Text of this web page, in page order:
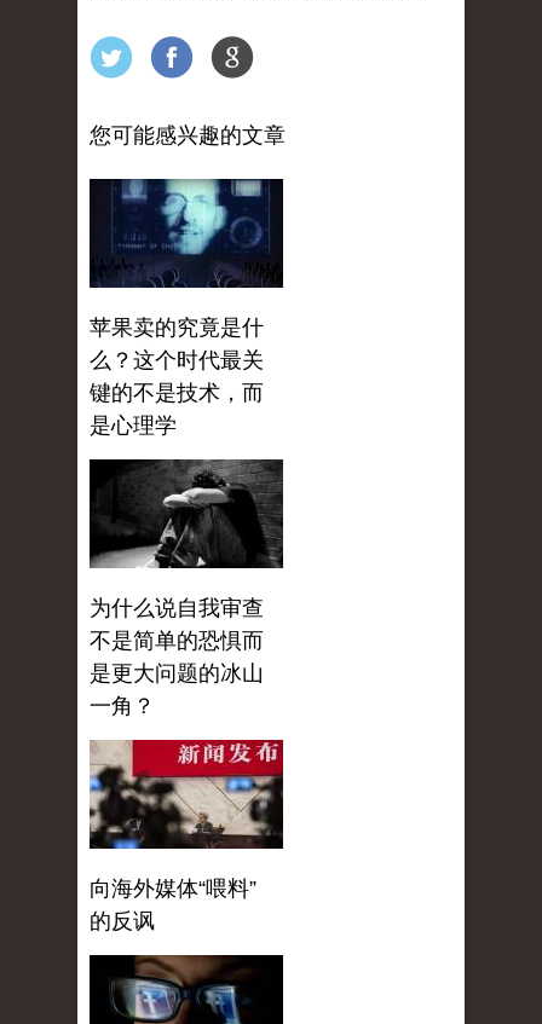
您可能感兴趣的文章
苹果卖的究竟是什
么？这个时代最关
键的不是技术，而
是心理学
为什么说自我审查
不是简单的恐惧而
是更大问题的冰山
一角？
向海外媒体“喂料”
的反讽